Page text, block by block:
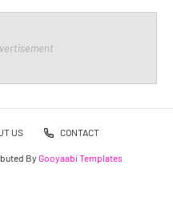
US CONTACT
By Gooyaabi Templates